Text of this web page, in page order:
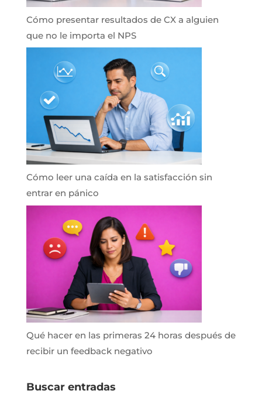
Cómo presentar resultados de CX a alguien
que no le importa el NPS
Cómo leer una caída en la satisfacción sin
entrar en pánico
Qué hacer en las primeras 24 horas después de
recibir un feedback negativo
Buscar entradas